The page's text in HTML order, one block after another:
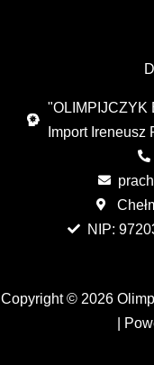
"OLIMPIJCZYK
Import Ireneusz
NIP:
Copyright © 2026
|